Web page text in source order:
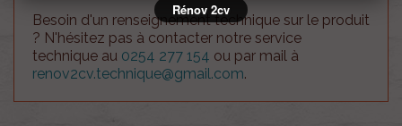
Besoin d'un renseignement technique sur le produit
? N'hésitez pas à contacter notre service
technique au 0254 277 154 ou par mail à
renov2cv.technique@gmail.com.
Rénov 2cv